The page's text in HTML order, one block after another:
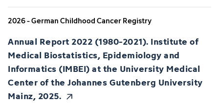
2026 - German Childhood Cancer Registry
Annual Report 2022 (1980-2021). Institute of
Medical Biostatistics, Epidemiology and
Informatics (IMBEI) at the University Medical
Center of the Johannes Gutenberg University
Mainz, 2025.